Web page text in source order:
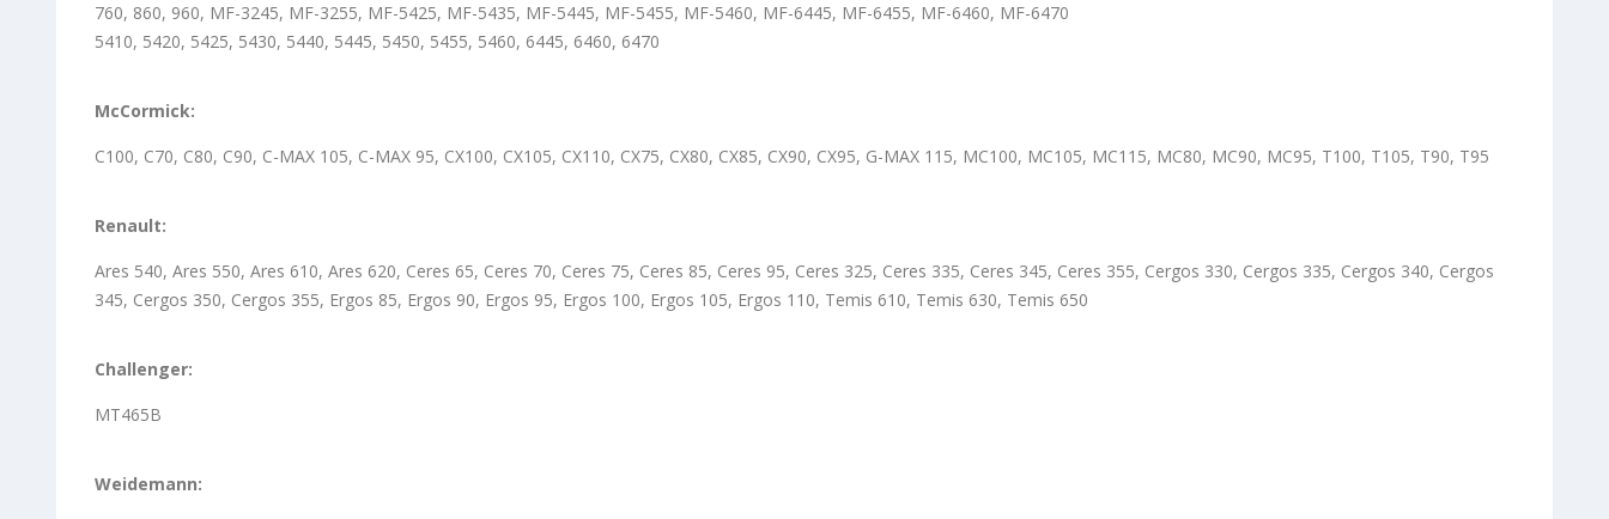
760, 860, 960, MF-3245, MF-3255, MF-5425, MF-5435, MF-5445, MF-5455, MF-5460, MF-6445, MF-6455, MF-6460, MF-6470
5410, 5420, 5425, 5430, 5440, 5445, 5450, 5455, 5460, 6445, 6460, 6470
McCormick:
C100, C70, C80, C90, C-MAX 105, C-MAX 95, CX100, CX105, CX110, CX75, CX80, CX85, CX90, CX95, G-MAX 115, MC100, MC105, MC115, MC80, MC90, MC95, T100, T105, T90, T95
Renault:
Ares 540, Ares 550, Ares 610, Ares 620, Ceres 65, Ceres 70, Ceres 75, Ceres 85, Ceres 95, Ceres 325, Ceres 335, Ceres 345, Ceres 355, Cergos 330, Cergos 335, Cergos 340, Cergos
345, Cergos 350, Cergos 355, Ergos 85, Ergos 90, Ergos 95, Ergos 100, Ergos 105, Ergos 110, Temis 610, Temis 630, Temis 650
Challenger:
MT465B
Weidemann: